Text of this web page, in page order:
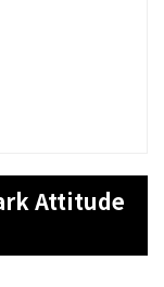
Attitude